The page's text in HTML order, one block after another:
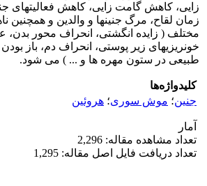
زایی، کاهش گامت زایی، کاهش فعالیتهای
زمان لقاح، مرگ جنینها و والدین و همچنین
مختلف ( زایده انگشتی، انحراف محور
خونریزیهای زیر پوستی، انحراف دم، باز
طبیعی در ستون مهره ها و ... ) می شود.
کلیدواژه‌ها
جنین؛ موش سوری؛ هروئین
آمار
تعداد مشاهده مقاله: 2,296
تعداد دریافت فایل اصل مقاله: 1,295